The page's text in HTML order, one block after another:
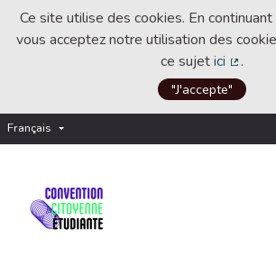
Ce site utilise des cookies. En
vous acceptez notre utilisation des
ce sujetici
(Lien
.
"J'accepte"
Français Choisir la langue